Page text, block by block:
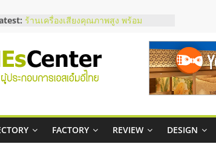
ThaiFranchise Meet Up จับคู่แฟรน
โซลูชันระบบภาพและเสียง
บริษัท Cybersecurity ในไทยที่ไหนดี?
วิธีเลือกผู้ให้บริการให้คุ้มค่าและตอบ
เริ่มยังไงให้ผ่านฉลุย
สัมมนาออนไลน์ โอกาสบริหารสถานี
บริการน้ำมัน Shell
FACTORY REVIEW DESIGN